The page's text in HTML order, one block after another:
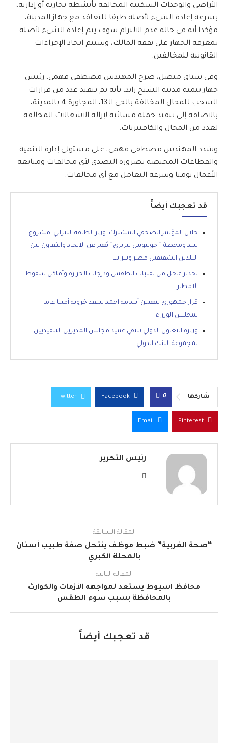
الأراضى والوحدات السكنية المخالفة بأنشطة تجارية أو إدارية،
بسرعة إعادة الشىء لأصله طبقا للتعاقد مع جهاز المدينة،
مؤكدا أنه فى حالة عدم الالتزام سوف يتم إعادة الشىء لأصله
بمعرفة الجهاز على نفقة المالك، وسيتم اتخاذ الإجراءات
القانونية للمخالفين.
وفى سياق متصل، صرح المهندس مصطفى فهمى، رئيس
جهاز تنمية مدينة الشيح زايد، بأنه تم تنفيذ عدد من قرارات
السحب للمحال المخالفة بالحى الـ13، المجاورة 4 بالمدينة،
بالاضافة إلى تنفيذ حملة مسائية لإزالة الاشغالات المخالفة
لعدد من المحال والكافتيريات.
وشدد المهندس مصطفى فهمى، على مسئولى إدارة التنمية
والقطاعات المختصة بضرورة التصدى لأى مخالفات ومتابعة
الأعمال يوميا وسرعة التعامل مع أى مخالفات.
قد تعجبك أيضاً
خلال المؤتمر الصحفي المشترك: وزير الطاقة التنزاني: مشروع
سد ومحطة ” جوليوس نيريري” يُعبر عن الاتحاد والتعاون بين
البلدين الشقيقين مصر وتنزانيا
تحذير عاجل من تقلبات الطقس ودرجات الحرارة وأماكن سقوط
الامطار
قرار جمهورى بتعيين أسامه احمد سعد خروبه أمينا عاما
لمجلس الوزراء
وزيرة التعاون الدولي تلتقي عميد مجلس المديرين التنفيذيين
لمجموعة البنك الدولي
شاركها 0
Facebook
Twitter
Pinterest
Email
رئيس التحرير
المقالة السابقة
“صحة الغربية” ضبط موظف ينتحل صفة طبيب أسنان
بالمحلة الكبري
المقالة التالية
محافظ اسيوط يستعد لمواجهه الأزمات والكوارث
بالمحافظة بسبب سوء الطقس
قد تعجبك أيضاً